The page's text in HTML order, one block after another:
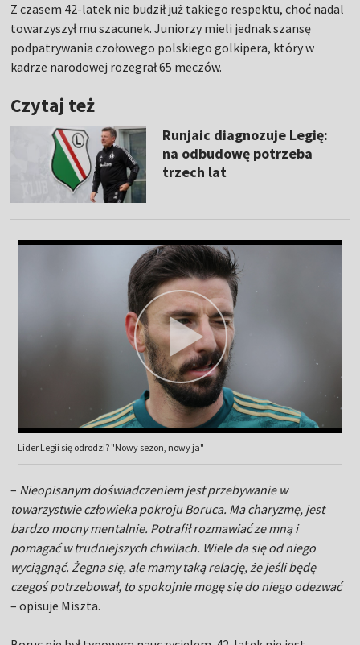
Z czasem 42-latek nie budził już takiego respektu, choć nadal
towarzyszył mu szacunek. Juniorzy mieli jednak szansę
podpatrywania czołowego polskiego golkipera, który w
kadrze narodowej rozegrał 65 meczów.
Czytaj też
Runjaic diagnozuje Legię:
na odbudowę potrzeba
trzech lat
Lider Legii się odrodzi? "Nowy sezon, nowy ja"
– Nieopisanym doświadczeniem jest przebywanie w
towarzystwie człowieka pokroju Boruca. Ma charyzmę, jest
bardzo mocny mentalnie. Potrafił rozmawiać ze mną i
pomagać w trudniejszych chwilach. Wiele da się od niego
wyciągnąć. Żegna się, ale mamy taką relację, że jeśli będę
czegoś potrzebował, to spokojnie mogę się do niego odezwać
– opisuje Miszta.